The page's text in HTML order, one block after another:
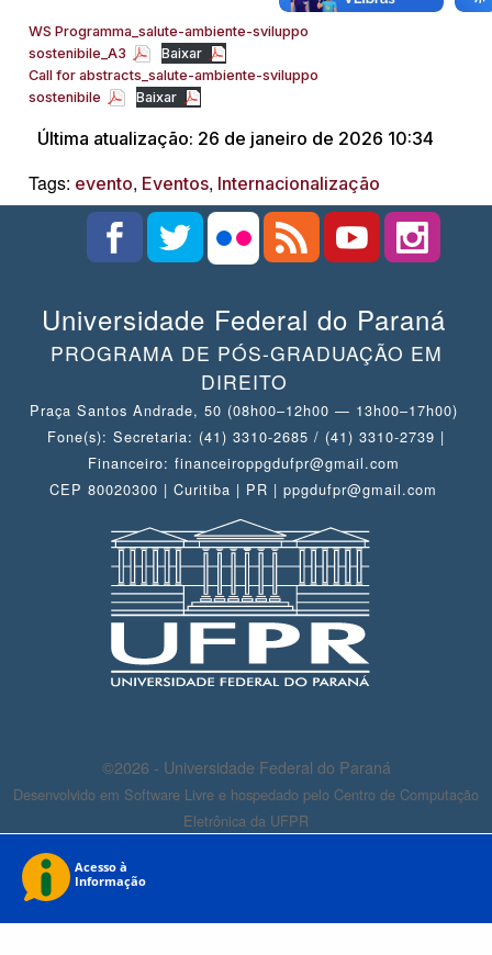
WS Programma_salute-ambiente-sviluppo
sostenibile_A3
Baixar
Call for abstracts_salute-ambiente-sviluppo
sostenibile
Baixar
Última atualização: 26 de janeiro de 2026 10:34
Tags: evento, Eventos, Internacionalização
Universidade Federal do Paraná
PROGRAMA DE PÓS-GRADUAÇÃO EM
DIREITO
Praça Santos Andrade, 50 (08h00–12h00 — 13h00–17h00)
Fone(s): Secretaria: (41) 3310-2685 / (41) 3310-2739 |
Financeiro: financeiroppgdufpr@gmail.com
CEP 80020300 | Curitiba | PR | ppgdufpr@gmail.com
©2026 - Universidade Federal do Paraná
Desenvolvido em Software Livre e hospedado pelo Centro de Computação
Eletrônica da UFPR